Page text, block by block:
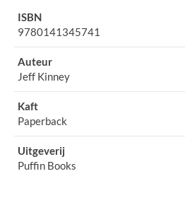
ISBN
9780141345741
Auteur
Jeff Kinney
Kaft
Paperback
Uitgeverij
Puffin Books